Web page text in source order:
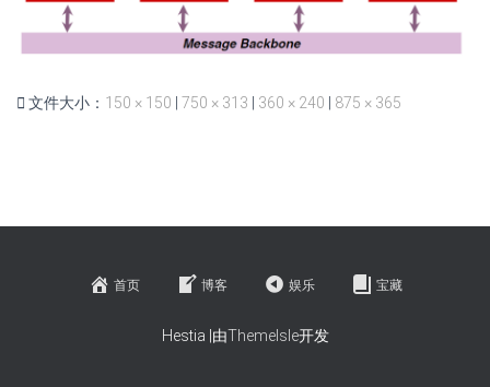
文件大小： 150 × 150 750 × 313 360 × 240 875 × 365
首页 博客 娱乐 宝藏
Hestia |由ThemeIsle开发